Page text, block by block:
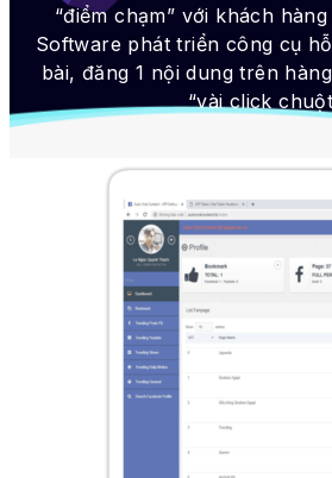
“điểm chạm” với khách
Software phát triển công cụ
bài, đăng 1 nội dung trên
“vài click